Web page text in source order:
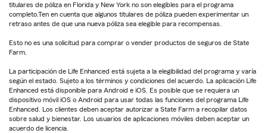
titulares de póliza en Florida y New York no son elegibles para el programa
completo.Ten en cuenta que algunos titulares de póliza pueden experimentar un
retraso antes de que una nueva póliza sea elegible para recompensas.
Esto no es una solicitud para comprar o vender productos de seguros de State
Farm.
La participación de Life Enhanced está sujeta a la elegibilidad del programa y varía
según el estado. Sujeto a los términos y condiciones del acuerdo. La aplicación Life
Enhanced está disponible para Android e iOS. Es posible que se requiera un
dispositivo móvil iOS o Android para usar todas las funciones del programa Life
Enhanced. Los clientes deben aceptar autorizar a State Farm a recopilar datos
sobre salud y bienestar. Los usuarios de aplicaciones móviles deben aceptar un
acuerdo de licencia.